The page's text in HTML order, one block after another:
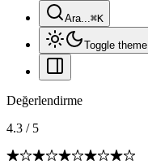
Ara...⌘K
Toggle theme
Değerlendirme
4.3 / 5